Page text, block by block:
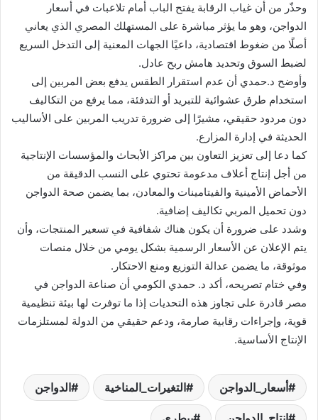
وحذّر من أن غياب الرقابة يفتح الباب أمام تلاعبات في أسعار
الدواجن، وهو ما يؤثر مباشرة على المستهلك المصري الذي يعاني
أصلًا من ضغوط اقتصادية، داعيًا الجهات المعنية إلى التدخل السريع
لضبط السوق وتحديد هامش ربح عادل.
وأوضح د.حمدي أن عدم استقرار الطقس يدفع بعض المربين إلى
استخدام طرق عشوائية للتبريد أو التدفئة، مما يرفع من التكاليف
دون مردود حقيقي، مشيرًا إلى ضرورة تدريب المربين على الأساليب
الحديثة في إدارة المزارع.
كما دعا إلى تعزيز التعاون بين مراكز الأبحاث والمؤسسات الإنتاجية
من أجل إنتاج أعلاف مدعومة تحتوي على النسب الدقيقة من
الأحماض الأمينية والفيتامينات والمعادن، بما يضمن صحة الدواجن
دون تحميل المربي تكاليف إضافية.
وشدد على ضرورة أن يكون هناك شفافية في تسعير المنتجات، وأن
يتم الإعلان عن الأسعار الرسمية بشكل يومي من خلال منصات
موثوقة، ما يضمن عدالة التوزيع ومنع الاحتكار.
وفي ختام تصريحه، أكد د. حمدي الكومي أن صناعة الدواجن في
مصر قادرة على تجاوز هذه التحديات إذا ما توفرت لها بيئة تنظيمية
قوية، وإجراءات رقابية صارمة، ودعم حقيقي من الدولة لمستلزمات
الإنتاج الأساسية.
أسعار_الدواجن التغيرات_المناخية الدواجن